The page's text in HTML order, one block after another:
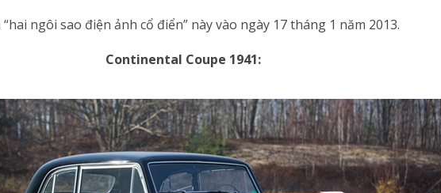
ngôi sao điện ảnh cổ điển” này vào ngày 17 tháng 1 năm 2013.
Continental Coupe 1941: